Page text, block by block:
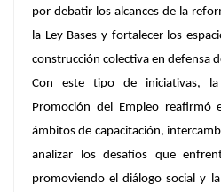
por debatir los alcances de la
la Ley Bases y fortalecer los
construcción colectiva en defensa
Con este tipo de iniciativas,
Promoción del Empleo reafirmó
ámbitos de capacitación,
analizar los desafíos que
promoviendo el diálogo social y